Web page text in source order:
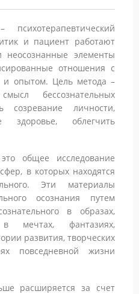
и пациент работают
неосознанные элементы
отношения с
и опытом. Цель метода –
бессознательных
созревание личности,
здоровье, облегчить
общее исследование
в которых находятся
Эти материалы
осознания путем
в образах,
мечтах, фантазиях,
развития, творческих
повседневной жизни
расширяется за счет